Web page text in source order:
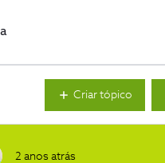
Criar tópico
2 anos atrás